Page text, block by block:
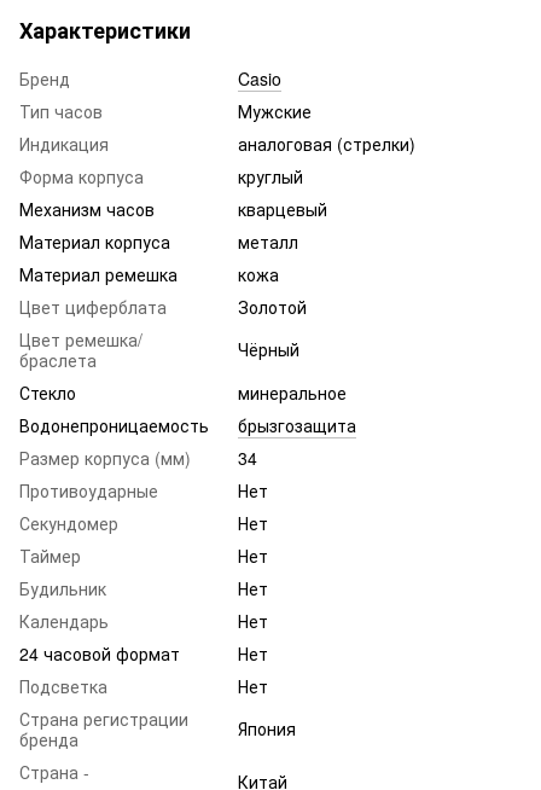
Характеристики
Бренд
Casio
Тип часов
Мужские
Индикация
аналоговая (стрелки)
Форма корпуса
круглый
Механизм часов
кварцевый
Материал корпуса
металл
Материал ремешка
кожа
Цвет циферблата
Золотой
Цвет ремешка/
браслета
Чёрный
Стекло
минеральное
Водонепроницаемость
брызгозащита
Размер корпуса (мм)
34
Противоударные
Нет
Секундомер
Нет
Таймер
Нет
Будильник
Нет
Календарь
Нет
24 часовой формат
Нет
Подсветка
Нет
Страна регистрации
бренда
Япония
Страна -
Китай